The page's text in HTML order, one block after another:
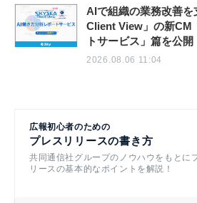
AIで組織の業務改善
Client View」の新CM
トサービス」篇を公開
2026.08.06 11:04
広報初心者のための
プレスリリースの書き方
共同通信社グループのノウハウをもとに
リースの基本的なポイントを解説！